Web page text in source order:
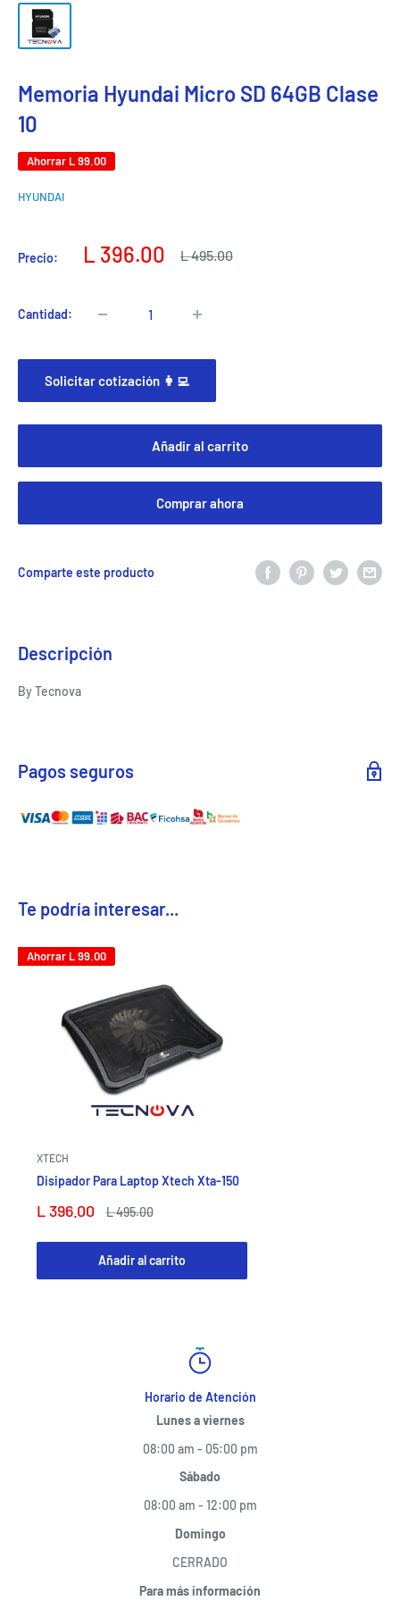
Memoria Hyundai Micro SD 64GB Clase
10
Ahorrar L 99.00
HYUNDAI
Precio:
Precio
L 396.00
Precio
L 495.00
Cantidad:
Solicitar cotización 👩‍💻
Añadir al carrito
Comprar ahora
Comparte este producto
Descripción
By Tecnova
Pagos seguros
Te podría interesar...
Ahorrar L 99.00
XTECH
Disipador Para Laptop Xtech Xta-150
Precio
venta
L 396.00
Precio
L 495.00
Añadir al carrito
Horario de Atención
Lunes a viernes
08:00 am - 05:00 pm
Sábado
08:00 am - 12:00 pm
Domingo
CERRADO
Para más información